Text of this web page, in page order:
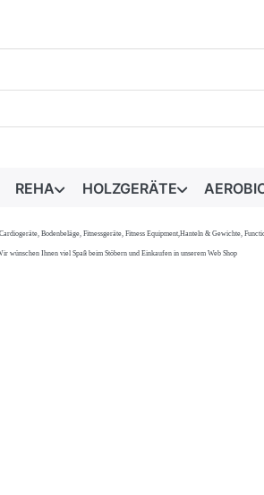
Sie tippen, erscheinen automatisch
REHA HOLZGERÄTE
Bodenbeläge, Fitnessgeräte, Fitness Equipment,Hanteln & Gewichte,
wünschen Ihnen viel Spaß beim Stöbern und Einkaufen in unserem Web Shop